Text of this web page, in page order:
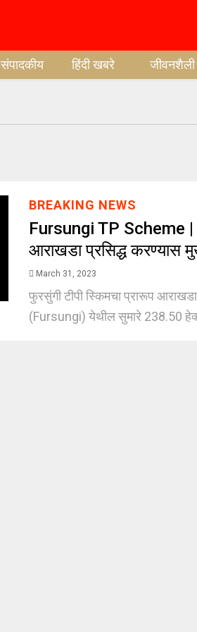
संपादकीय हिंदी खबरे जीवनशैली
BREAKING NEWS
Fursungi TP Scheme |
आराखडा प्रसिद्ध करण्यास
March 31, 2023
फुरसुंगी टीपी स्किमचा प्रारूप
(Fursungi) येथील सुमारे 238.50